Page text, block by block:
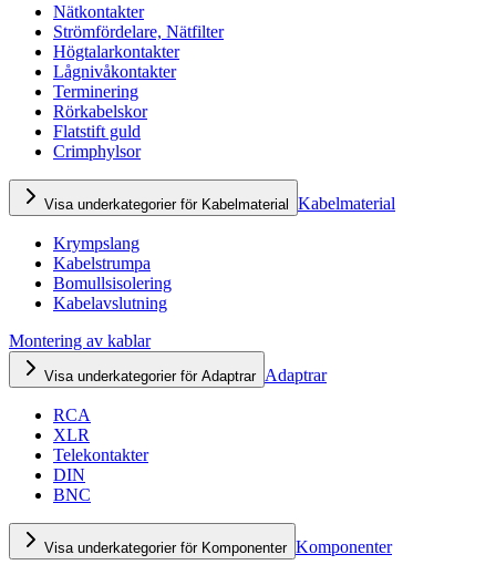
Nätkontakter
Strömfördelare, Nätfilter
Högtalarkontakter
Lågnivåkontakter
Terminering
Rörkabelskor
Flatstift guld
Crimphylsor
Visa underkategorier för Kabelmaterial Kabelmaterial
Krympslang
Kabelstrumpa
Bomullsisolering
Kabelavslutning
Montering av kablar
Visa underkategorier för Adaptrar Adaptrar
RCA
XLR
Telekontakter
DIN
BNC
Visa underkategorier för Komponenter Komponenter